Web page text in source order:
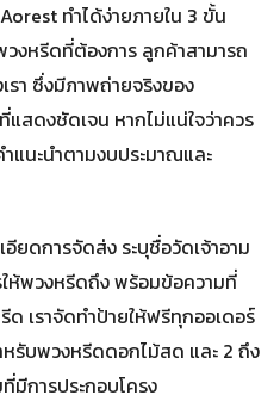
ทำได้ง่ายภายใน 3 ขั้น
งหรีดที่ต้องการ ลูกค้าสามารถ
รา ซึ่งมีภาพถ่ายจริงของ
สดงชัดเจน หากไม่แน่ใจว่าควร
แนะนำตามงบประมาณและ
ยดการจัดส่ง ระบุชื่อวัดเจ้าอาม
ให้พวงหรีดถึง พร้อมข้อความที่
เราจัดทำป้ายให้ฟรีทุกออเดอร์
หรับพวงหรีดดอกไม้สด และ 2 ถึง
การประกอบโครง